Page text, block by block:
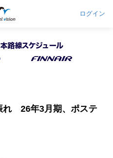
ログイン
れ 26年3月期、ポステ